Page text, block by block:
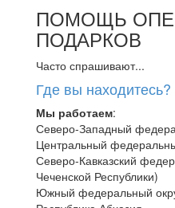
ПОМОЩЬ
ПОДАРКОВ
Часто спрашивают...
Где вы находитесь?
Мы работаем:
Северо-Западный
Центральный
Северо-Кавказский
Чеченской Республики)
Южный федеральный